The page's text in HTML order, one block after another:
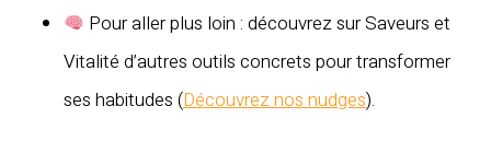
Pour aller plus loin : découvrez sur Saveurs et
Vitalité d’autres outils concrets pour transformer
ses habitudes (Découvrez nos nudges).